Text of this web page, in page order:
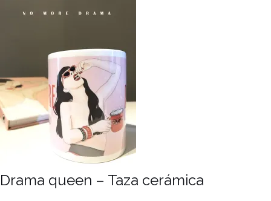
Drama queen – Taza cerámica